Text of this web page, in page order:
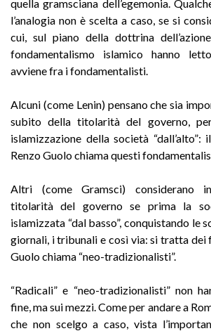
quella gramsciana dell’egemonia.
l’analogia non è scelta a caso, se si
cui, sul piano della dottrina
fondamentalismo islamico hanno
avviene fra i fondamentalisti.
Alcuni (come Lenin) pensano che sia
subito della titolarità del governo,
islamizzazione della società
Renzo Guolo chiama questi
Altri (come Gramsci) considerano
titolarità del governo se prima la
islamizzata “dal basso”, conquistando le
giornali, i tribunali e così via: si tratta dei
Guolo chiama “neo-tradizionalisti”.
“Radicali” e “neo-tradizionalisti” non
fine, ma sui mezzi. Come per andare a
che non scelgo a caso, vista